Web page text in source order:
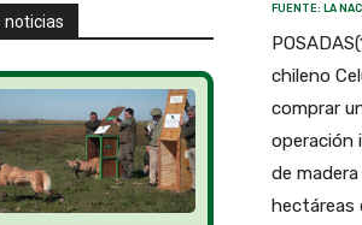
noticias
FUENTE: LA
chileno
comprar
operación
de
hectáreas